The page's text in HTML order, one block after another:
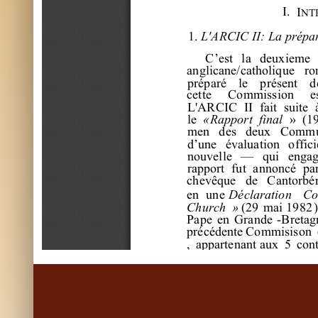
I. Int r
1. L'ARCIC II: La pré
C’est la deuxieme
anglicane/catholique r
préparé le présent
cette Commission e
L'ARCIC II fait suite
le «Rapport final » (
men des deux Comm
d’une évaluation offici
nouvelle — qui enga
rapport fut annoncé pa
chevêque de Cantorbé
en une Déclaration C
Church » (29 mai 1982),
Pape en Grande -Breta
précédente Commisison
, appartenant aux 5 cont
les situations), lanouvel